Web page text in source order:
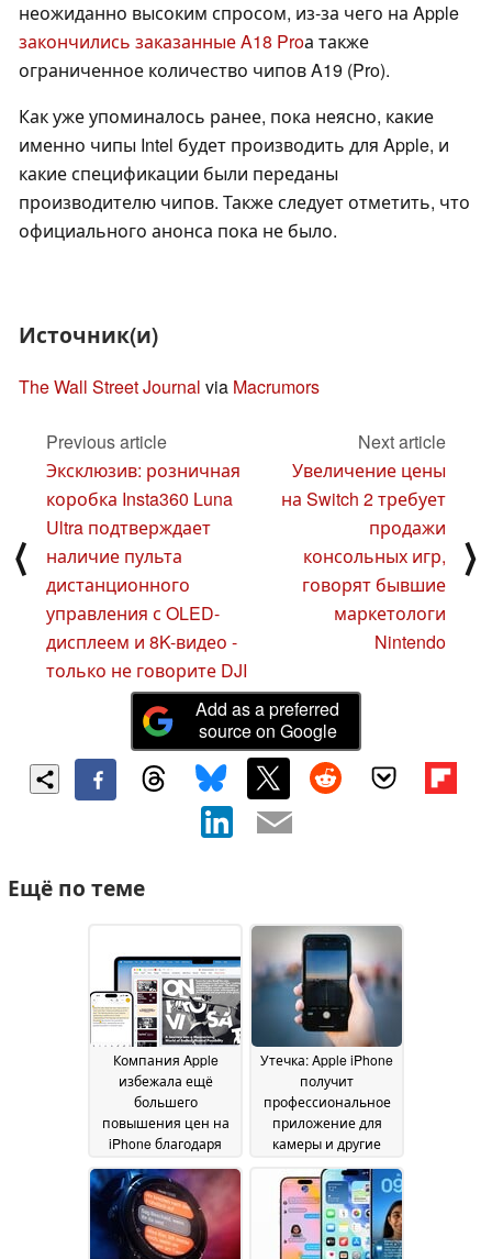
неожиданно высоким спросом, из-за чего на Apple
закончились заказанные A18 Proа также
ограниченное количество чипов A19 (Pro).
Как уже упоминалось ранее, пока неясно, какие
именно чипы Intel будет производить для Apple, и
какие спецификации были переданы
производителю чипов. Также следует отметить, что
официального анонса пока не было.
Источник(и)
The Wall Street Journal via Macrumors
⟨
Previous article
Эксклюзив: розничная
коробка Insta360 Luna
Ultra подтверждает
наличие пульта
дистанционного
управления с OLED-
дисплеем и 8K-видео -
только не говорите DJI
Next article
Увеличение цены
на Switch 2 требует
продажи
консольных игр,
говорят бывшие
маркетологи
Nintendo
⟩
Add as a preferred
source on Google
Ещё по теме
Компания Apple
избежала ещё
большего
повышения цен на
iPhone благодаря
поставке чипов,
заключенной под
давлением
тарифных мер11 July
Утечка: Apple iPhone
получит
профессиональное
приложение для
камеры и другие
в iOS 2713 May 2026